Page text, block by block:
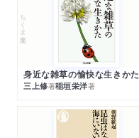
ちくま文庫
身近な雑草の愉快な生きかた
三上修著稲垣栄洋著